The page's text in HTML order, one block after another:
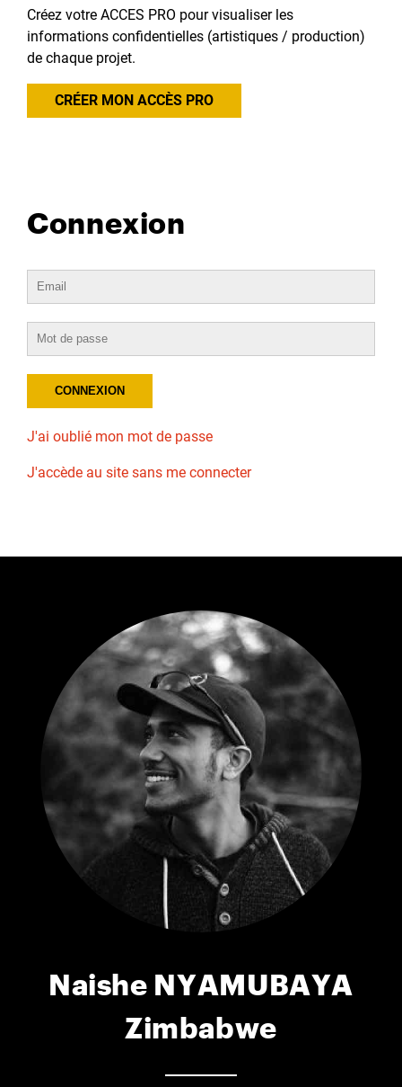
Créez votre ACCES PRO pour visualiser les
informations confidentielles (artistiques / production)
de chaque projet.
CRÉER MON ACCÈS PRO
Connexion
J'ai oublié mon mot de passe
J'accède au site sans me connecter
Naishe NYAMUBAYA
Zimbabwe